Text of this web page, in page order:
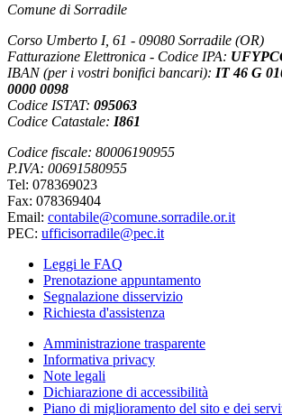
Comune di Sorradile
Corso Umberto I, 61 - 09080 Sorradile (OR)
Fatturazione Elettronica - Codice IPA:
IBAN (per i vostri bonifici bancari): IT 46 G
0000 0098
Codice ISTAT: 095063
Codice Catastale: I861
Codice fiscale: 80006190955
P.IVA: 00691580955
Tel: 078369023
Fax: 078369404
Email: contabile@comune.sorradile.or.it
PEC: ufficisorradile@pec.it
Leggi le FAQ
Prenotazione appuntamento
Segnalazione disservizio
Richiesta d'assistenza
Amministrazione trasparente
Informativa privacy
Note legali
Dichiarazione di accessibilità
Piano di miglioramento del sito e dei